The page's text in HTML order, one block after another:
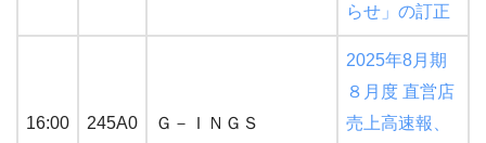
らせ」の訂正
16:00 245A0 Ｇ－ＩＮＧＳ
2025年8月期
８月度 直営店
売上高速報、